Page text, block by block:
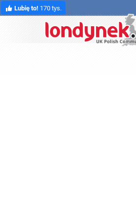
Lubię to! 170 tys.